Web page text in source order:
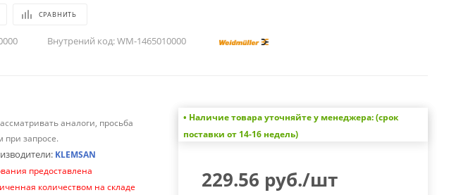
СРАВНИТЬ
Внутрений код:WM-1465010000
аналоги, просьба
при запросе.
KLEMSAN
предоставлена
количеством на складе
• Наличие товара уточняйте у менеджера: (срок
поставки от 14-16 недель)
229.56 руб./шт